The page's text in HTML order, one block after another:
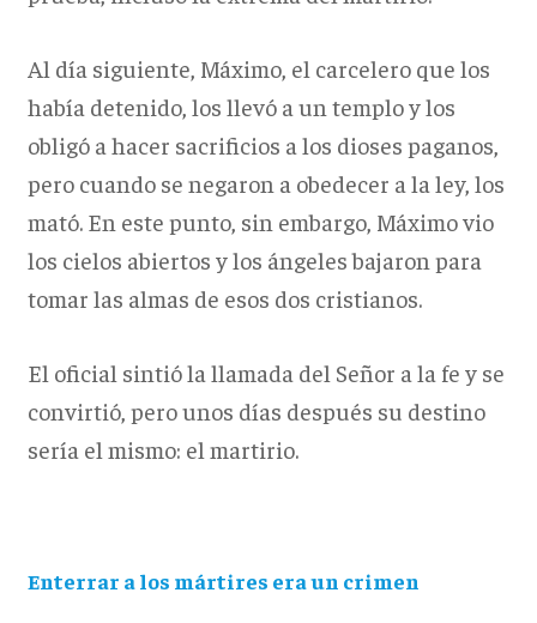
Al día siguiente, Máximo, el carcelero que los
había detenido, los llevó a un templo y los
obligó a hacer sacrificios a los dioses paganos,
pero cuando se negaron a obedecer a la ley, los
mató. En este punto, sin embargo, Máximo vio
los cielos abiertos y los ángeles bajaron para
tomar las almas de esos dos cristianos.
El oficial sintió la llamada del Señor a la fe y se
convirtió, pero unos días después su destino
sería el mismo: el martirio.
Enterrar a los mártires era un crimen